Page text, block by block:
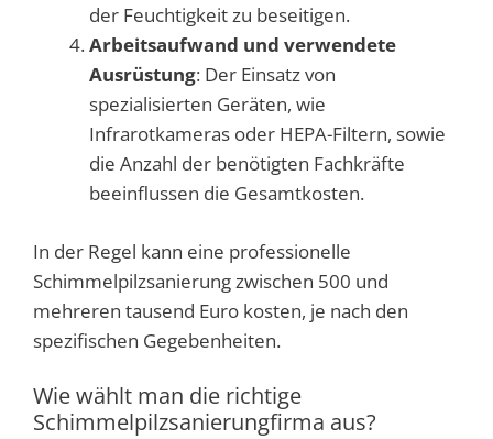
der Feuchtigkeit zu beseitigen.
Arbeitsaufwand und verwendete
Ausrüstung: Der Einsatz von
spezialisierten Geräten, wie
Infrarotkameras oder HEPA-Filtern, sowie
die Anzahl der benötigten Fachkräfte
beeinflussen die Gesamtkosten.
In der Regel kann eine professionelle
Schimmelpilzsanierung zwischen 500 und
mehreren tausend Euro kosten, je nach den
spezifischen Gegebenheiten.
Wie wählt man die richtige
Schimmelpilzsanierungfirma aus?